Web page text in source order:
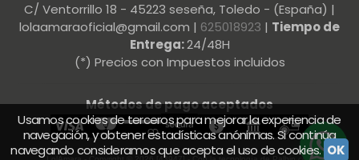
C/ Ventorrillo 18 - 45223 seseña, Toledo - (España) |
lolaamaraoficial@gmail.com | 625018923 | Tiempo de
Entrega:24/48H
(*) Precios con Impuestos incluidos
Métodos de pago aceptados
Usamos cookies de terceros para mejorar la experiencia de
navegación, y obtener estadísticas anónimas. Si continúa
navegando consideramos que acepta el uso de cookies. OK